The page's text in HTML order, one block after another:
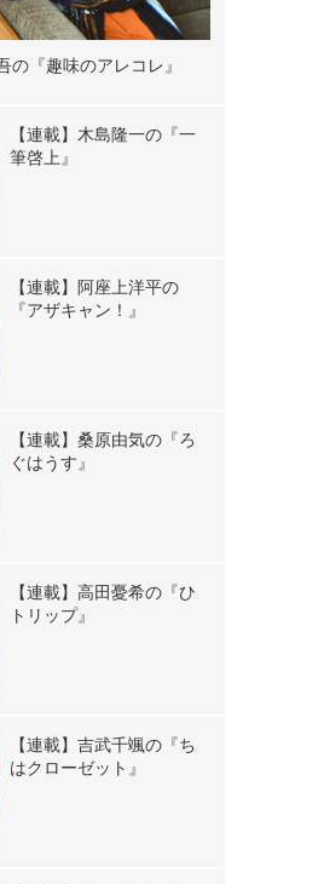
の『趣味のアレコレ』
【連載】木島隆一の『一
筆啓上』
【連載】阿座上洋平の
『アザキャン！』
【連載】桑原由気の『ろ
ぐはうす』
【連載】高田憂希の『ひ
トリップ』
【連載】吉武千颯の『ち
はクローゼット』